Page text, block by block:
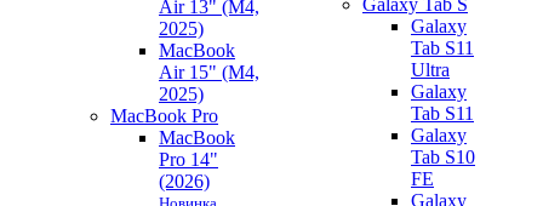
Air 13" (M4,
2025)
MacBook
Air 15" (M4,
2025)
MacBook Pro
MacBook
Pro 14"
(2026)
Новинка
Galaxy Tab S
Galaxy
Tab S11
Ultra
Galaxy
Tab S11
Galaxy
Tab S10
FE
Galaxy